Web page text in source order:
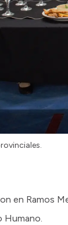
en Ramos
Humano.